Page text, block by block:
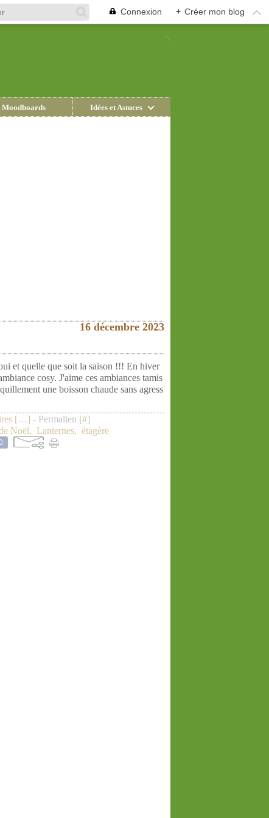
Connexion + Créer mon blog
Moodboards Idées et Astuces
16 décembre 2023
et quelle que soit la saison !!! En hiver
cosy. J'aime ces ambiances tamis
une boisson chaude sans agress
[…] - Permalien [#]
Noël, Lanternes, étagère